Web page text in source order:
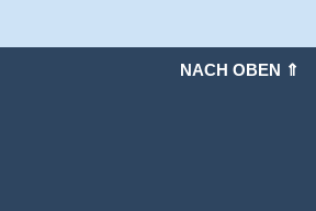
NACH OBEN ⇑